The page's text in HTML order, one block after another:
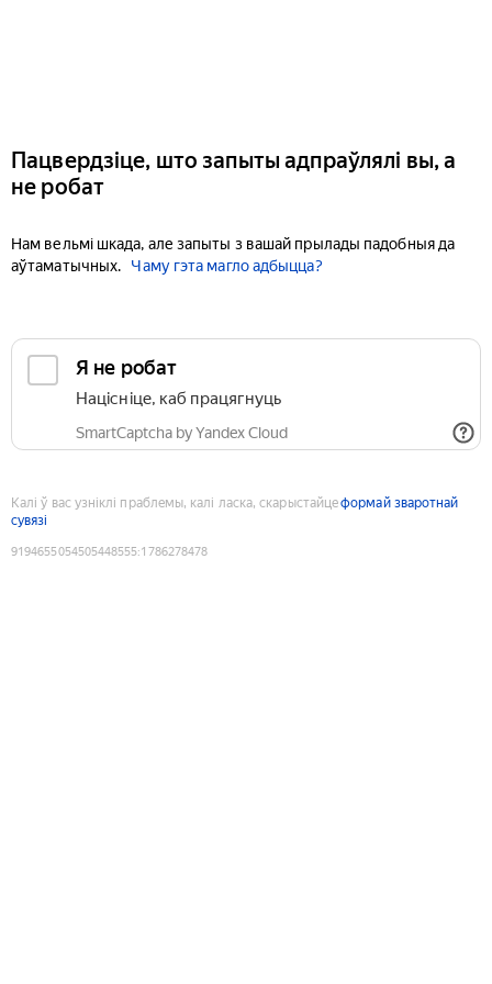
Пацвердзіце, што запыты адпраўлялі вы, а
не робат
Нам вельмі шкада, але запыты з вашай прылады падобныя да
аўтаматычных.
Чаму гэта магло адбыцца?
Я не робат
Націсніце, каб працягнуць
SmartCaptcha by Yandex Cloud
Калі ў вас узніклі праблемы, калі ласка, скарыстайцеформай зваротнай
сувязі
9194655054505448555:1786278478